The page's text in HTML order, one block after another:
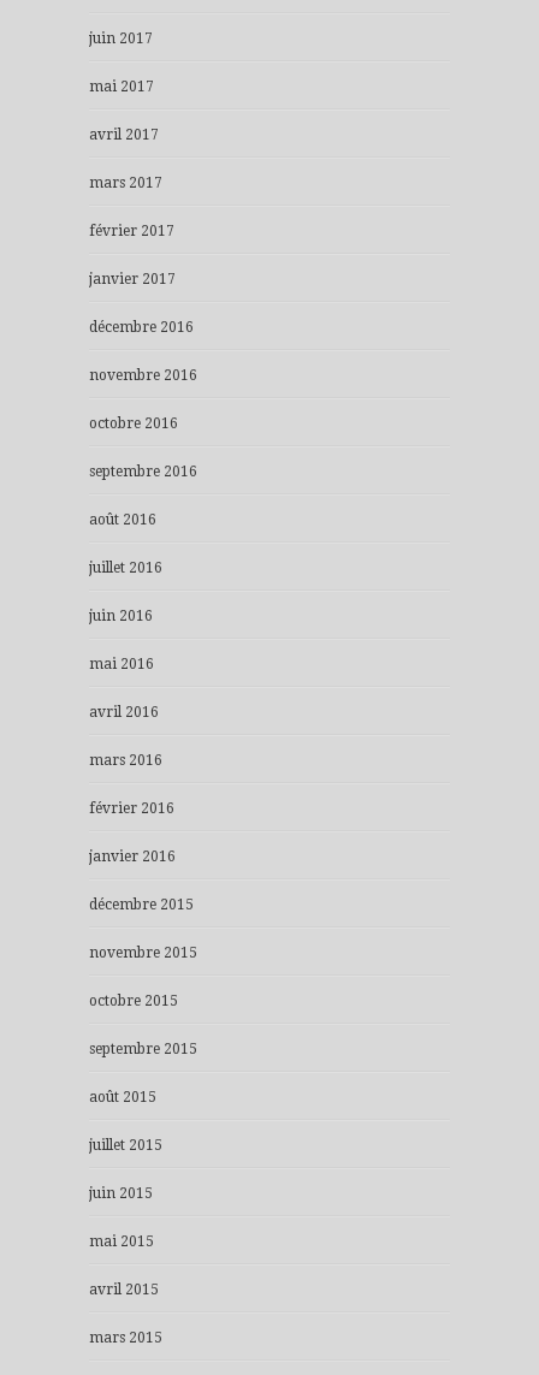
juin 2017
mai 2017
avril 2017
mars 2017
février 2017
janvier 2017
décembre 2016
novembre 2016
octobre 2016
septembre 2016
août 2016
juillet 2016
juin 2016
mai 2016
avril 2016
mars 2016
février 2016
janvier 2016
décembre 2015
novembre 2015
octobre 2015
septembre 2015
août 2015
juillet 2015
juin 2015
mai 2015
avril 2015
mars 2015